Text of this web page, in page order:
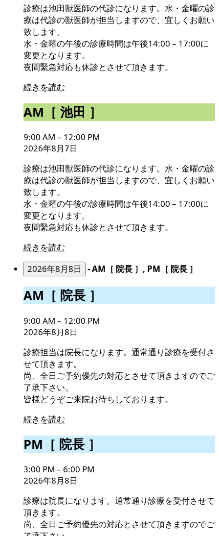
診療は池田獣医師の代診になります。水・金曜の診
療は代診の獣医師が担当しますので、宜しくお願い
致します。
水・金曜の午後の診療時間は午後14:00 – 17:00に
変更となります。
夜間緊急対応も休診とさせて頂きます。
続きを読む
AM［
池
田
］
AM［ 池田 ］
9:00 AM – 12:00 PM
2026年8月7日
診療は池田獣医師の代診になります。水・金曜の診
療は代診の獣医師が担当しますので、宜しくお願い
致します。
水・金曜の午後の診療時間は午後14:00 – 17:00に
変更となります。
夜間緊急対応も休診とさせて頂きます。
続きを読む
2026年8月8日
-AM［ 院長 ］, PM［ 院長 ］
AM［
院
長
］
AM［ 院長 ］
9:00 AM – 12:00 PM
2026年8月8日
診療担当は院長になります。通常通り診療を受付さ
せて頂きます。
尚、全日ご予約優先の対応とさせて頂きますのでご
了承下さい。
皆様どうぞご来院お待ちしております。
続きを読む
PM［
院
長
］
PM［ 院長 ］
3:00 PM – 6:00 PM
2026年8月8日
診療は院長になります。通常通り診療を受付させて
頂きます。
尚、全日ご予約優先の対応とさせて頂きますのでご